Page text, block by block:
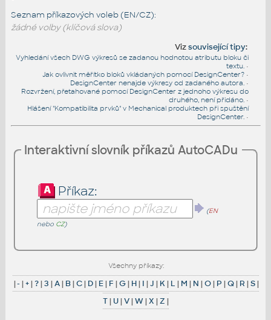
Seznam příkazových voleb (EN/CZ):
žádné volby (klíčová slova)
Vizsouvisející tipy:
Vyhledání všech DWG výkresů se zadanou hodnotou atributu bloku či
textu. •
Jak ovlivnit měřítko bloků vkládaných pomocí DesignCenter? •
DesignCenter nenajde výkresy od zadaného autora. •
Rozvržení, přetahované pomocí DesignCenter z jednoho výkresu do
druhého, není přidáno. •
Hlášení "Kompatibilita prvků" v Mechanical produktech při spuštění
DesignCenter. •
Interaktivní slovník příkazů AutoCADu
Příkaz:
(EN
nebo CZ)
Všechny příkazy:
|- |+|?|3 |A| B|C| D| E| F |G| H| I |J | K| L | M | N |O| P |Q| R |S|
T| U|V|W|X |Z |